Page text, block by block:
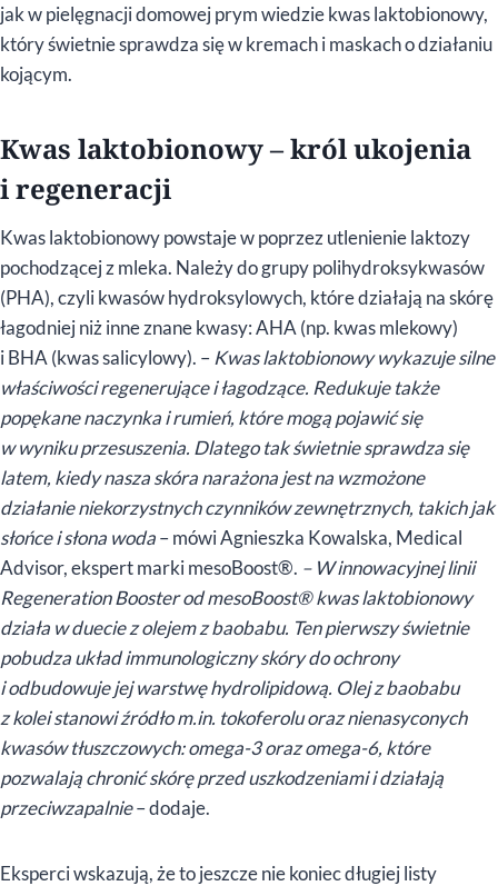
jak w pielęgnacji domowej prym wiedzie kwas laktobionowy,
który świetnie sprawdza się w kremach i maskach o działaniu
kojącym.
Kwas laktobionowy – król ukojenia
i regeneracji
Kwas laktobionowy powstaje w poprzez utlenienie laktozy
pochodzącej z mleka. Należy do grupy polihydroksykwasów
(PHA), czyli kwasów hydroksylowych, które działają na skórę
łagodniej niż inne znane kwasy: AHA (np. kwas mlekowy)
i BHA (kwas salicylowy). – Kwas laktobionowy wykazuje silne
właściwości regenerujące i łagodzące. Redukuje także
popękane naczynka i rumień, które mogą pojawić się
w wyniku przesuszenia. Dlatego tak świetnie sprawdza się
latem, kiedy nasza skóra narażona jest na wzmożone
działanie niekorzystnych czynników zewnętrznych, takich jak
słońce i słona woda– mówi Agnieszka Kowalska, Medical
Advisor, ekspert marki mesoBoost®. – W innowacyjnej linii
Regeneration Booster od mesoBoost® kwas laktobionowy
działa w duecie z olejem z baobabu. Ten pierwszy świetnie
pobudza układ immunologiczny skóry do ochrony
i odbudowuje jej warstwę hydrolipidową. Olej z baobabu
z kolei stanowi źródło m.in. tokoferolu oraz nienasyconych
kwasów tłuszczowych: omega-3 oraz omega-6, które
pozwalają chronić skórę przed uszkodzeniami i działają
przeciwzapalnie– dodaje.
Eksperci wskazują, że to jeszcze nie koniec długiej listy